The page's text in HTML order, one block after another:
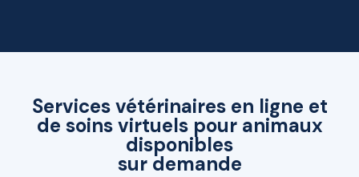
Services vétérinaires en ligne et
de soins virtuels pour animaux
disponibles
sur demande